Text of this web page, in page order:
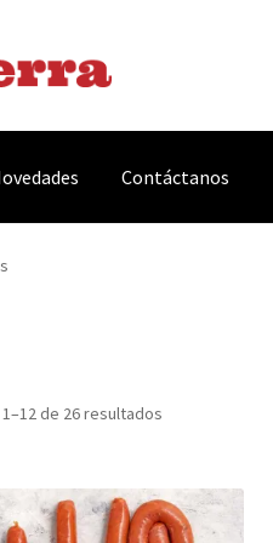
Contáctanos
de 26 resultados